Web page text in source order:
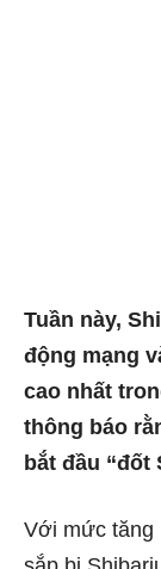
Tuần này,
động mạng
cao nhất
thông báo
bắt đầu “đốt
Với mức tăng